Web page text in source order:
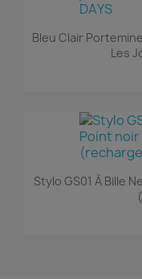
Bleu Clair
Les
Stylo GS01 À Bille